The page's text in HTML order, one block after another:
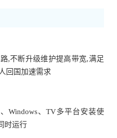
,不断升级维护提高带宽,满足
回国加速需求
Windows、TV多平台安装使
时运行